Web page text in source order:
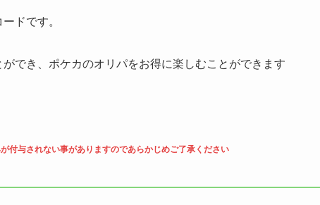
ドです。
でき、ポケカのオリパをお得に楽しむことができます
付与されない事がありますのであらかじめご了承ください